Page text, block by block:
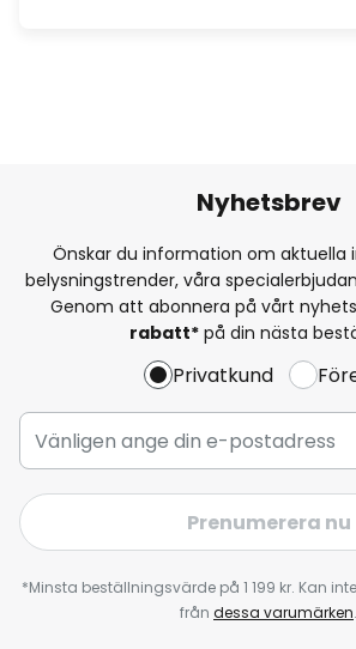
Nyhetsbrev
Önskar du information om aktuella
belysningstrender, våra
Genom att abonnera på vårt
rabatt* på din nästa
Privatkund
Prenumerera nu
*Minsta beställningsvärde på 1 199 kr. Kan
från dessa varumärken.